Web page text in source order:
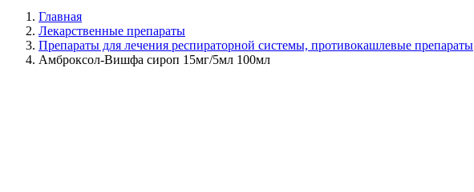
Главная
Лекарственные препараты
Препараты для лечения респираторной системы, противокашлевые препараты
Амброксол-Вишфа сироп 15мг/5мл 100мл